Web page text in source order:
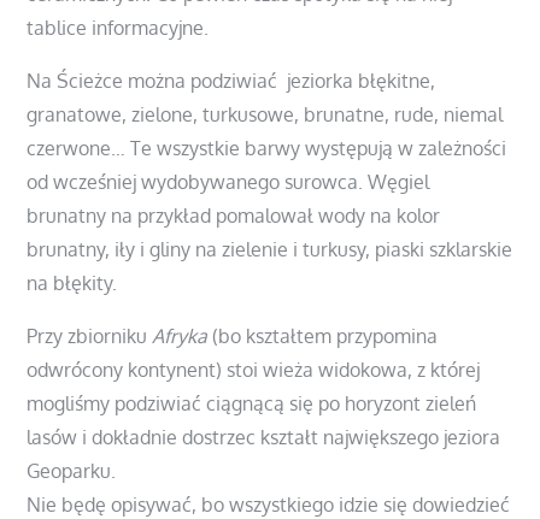
tablice informacyjne.
Na Ścieżce można podziwiać jeziorka błękitne,
granatowe, zielone, turkusowe, brunatne, rude, niemal
czerwone… Te wszystkie barwy występują w zależności
od wcześniej wydobywanego surowca. Węgiel
brunatny na przykład pomalował wody na kolor
brunatny, iły i gliny na zielenie i turkusy, piaski szklarskie
na błękity.
Przy zbiornikuAfryka (bo kształtem przypomina
odwrócony kontynent) stoi wieża widokowa, z której
mogliśmy podziwiać ciągnącą się po horyzont zieleń
lasów i dokładnie dostrzec kształt największego jeziora
Geoparku.
Nie będę opisywać, bo wszystkiego idzie się dowiedzieć